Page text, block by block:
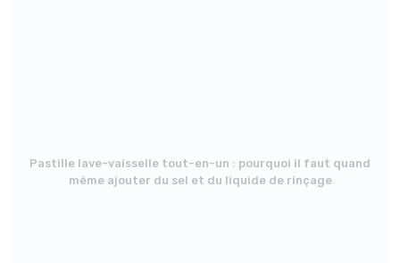
Pastille lave-vaisselle tout-en-un : pourquoi il faut quand
même ajouter du sel et du liquide de rinçage